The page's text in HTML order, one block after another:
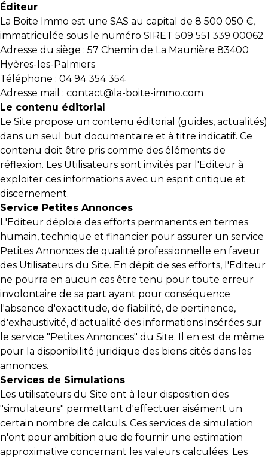
Éditeur
La Boite Immo est une SAS au capital de 8 500 050 €,
immatriculée sous le numéro SIRET 509 551 339 00062
Adresse du siège : 57 Chemin de La Maunière 83400
Hyères-les-Palmiers
Téléphone : 04 94 354 354
Adresse mail : contact@la-boite-immo.com
Le contenu éditorial
Le Site propose un contenu éditorial (guides, actualités)
dans un seul but documentaire et à titre indicatif. Ce
contenu doit être pris comme des éléments de
réflexion. Les Utilisateurs sont invités par l'Editeur à
exploiter ces informations avec un esprit critique et
discernement.
Service Petites Annonces
L'Editeur déploie des efforts permanents en termes
humain, technique et financier pour assurer un service
Petites Annonces de qualité professionnelle en faveur
des Utilisateurs du Site. En dépit de ses efforts, l'Editeur
ne pourra en aucun cas être tenu pour toute erreur
involontaire de sa part ayant pour conséquence
l'absence d'exactitude, de fiabilité, de pertinence,
d'exhaustivité, d'actualité des informations insérées sur
le service "Petites Annonces" du Site. Il en est de même
pour la disponibilité juridique des biens cités dans les
annonces.
Services de Simulations
Les utilisateurs du Site ont à leur disposition des
"simulateurs" permettant d'effectuer aisément un
certain nombre de calculs. Ces services de simulation
n'ont pour ambition que de fournir une estimation
approximative concernant les valeurs calculées. Les